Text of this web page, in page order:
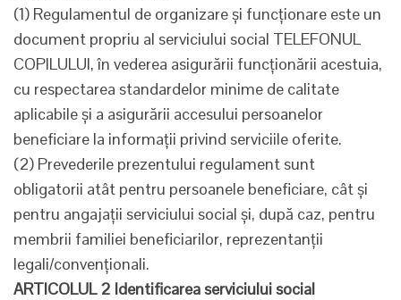
(1) Regulamentul de organizare şi funcţionare este un
document propriu al serviciului social TELEFONUL
COPILULUI, în vederea asigurării funcţionării acestuia,
cu respectarea standardelor minime de calitate
aplicabile şi a asigurării accesului persoanelor
beneficiare la informaţii privind serviciile oferite.
(2) Prevederile prezentului regulament sunt
obligatorii atât pentru persoanele beneficiare, cât şi
pentru angajaţii serviciului social şi, după caz, pentru
membrii familiei beneficiarilor, reprezentanţii
legali/convenţionali.
ARTICOLUL 2 Identificarea serviciului social